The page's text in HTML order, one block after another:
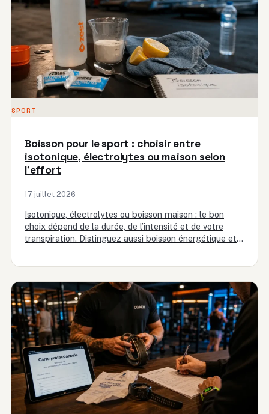
SPORT
Boisson pour le sport : choisir entre
isotonique, électrolytes ou maison selon
l’effort
17 juillet 2026
Isotonique, électrolytes ou boisson maison : le bon
choix dépend de la durée, de l’intensité et de votre
transpiration. Distinguez aussi boisson énergétique et